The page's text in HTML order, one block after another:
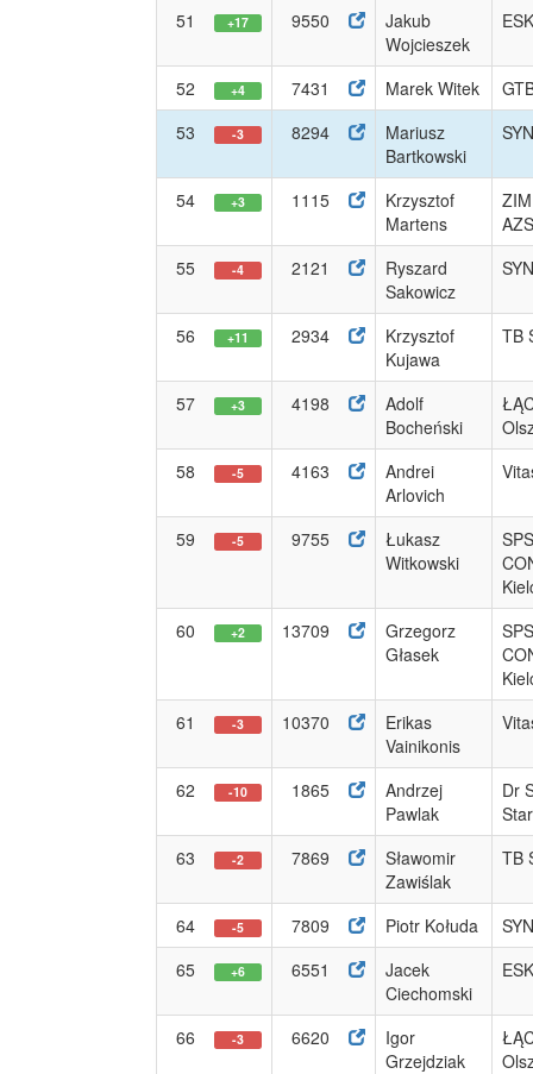
51 +17 9550
Jakub
Wojcieszek
52 +4 7431 Marek Witek
53
-3 8294
Mariusz
Bartkowski
54 +3 1115
Krzysztof
Martens
55
-4 2121
Ryszard
Sakowicz
56 +11 2934
Krzysztof
Kujawa
TB
57 +3 4198
Adolf
Bocheński
58
-5 4163
Andrei
Arlovich
59 -5 9755
Łukasz
Witkowski
SPS
60
+2 13709
Grzegorz
Głasek
SPS
61
-3 10370
Erikas
Vainikonis
62 -10 1865
Andrzej
Pawlak
Dr
63
-2 7869
Sławomir
Zawiślak
TB
64 -5 7809 Piotr Kołuda
65
+6 6551
Jacek
Ciechomski
66 -3 6620
Igor
Grzejdziak